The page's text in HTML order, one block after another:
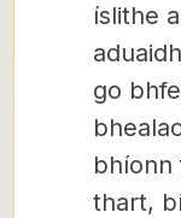
íslithe
go
bhíonn
thart,